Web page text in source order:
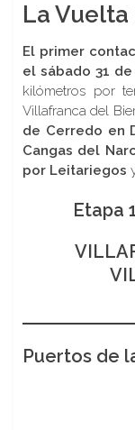
La Vuelta
El primer
el sábado 31
kilómetros por
Villafranca del
de Cerredo en
Cangas del
por Leitariegos
Etapa
Puertos de